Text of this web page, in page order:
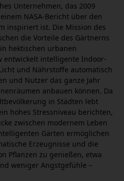
Unternehmen, das 2009
NASA-Bericht über den
inspiriert ist. Die Mission des
die Vorteile des Gärtnerns
hektischen urbanen
entwickelt intelligente Indoor-
und Nährstoffe automatisch
und Nutzer das ganze Jahr
anbauen können. Da
in Städten lebt
hohes Stressniveau berichten,
zwischen modernem Leben
Gärten ermöglichen
Erzeugnisse und die
Pflanzen zu genießen, etwa
weniger Angstgefühle –